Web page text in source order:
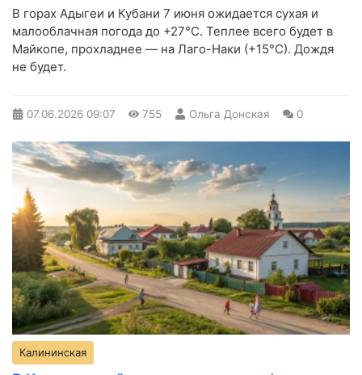
В горах Адыгеи и Кубани 7 июня ожидается сухая и
малооблачная погода до +27°С. Теплее всего будет в
Майкопе, прохладнее — на Лаго-Наки (+15°С). Дождя
не будет.
07.06.2026 09:07 755 Ольга Донская 0
Калининская